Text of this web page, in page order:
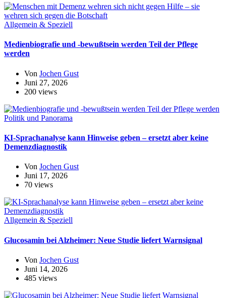
Allgemein & Speziell
Medienbiografie und -bewußtsein werden Teil der Pflege
werden
Von Jochen Gust
Juni 27, 2026
200 views
Politik und Panorama
KI-Sprachanalyse kann Hinweise geben – ersetzt aber keine
Demenzdiagnostik
Von Jochen Gust
Juni 17, 2026
70 views
Allgemein & Speziell
Glucosamin bei Alzheimer: Neue Studie liefert Warnsignal
Von Jochen Gust
Juni 14, 2026
485 views